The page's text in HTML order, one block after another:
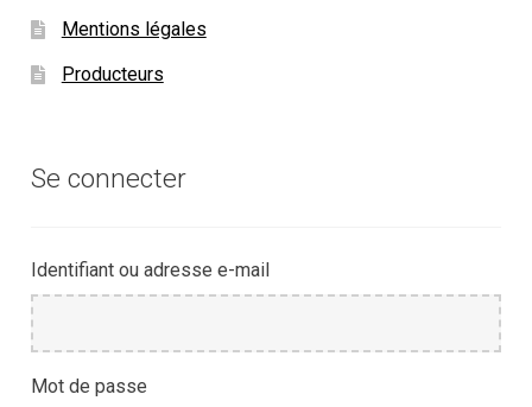
Mentions légales
Producteurs
Se connecter
Identifiant ou adresse e-mail
Mot de passe